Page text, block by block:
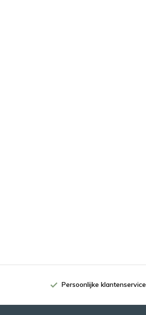
Persoonlijke klantenservice